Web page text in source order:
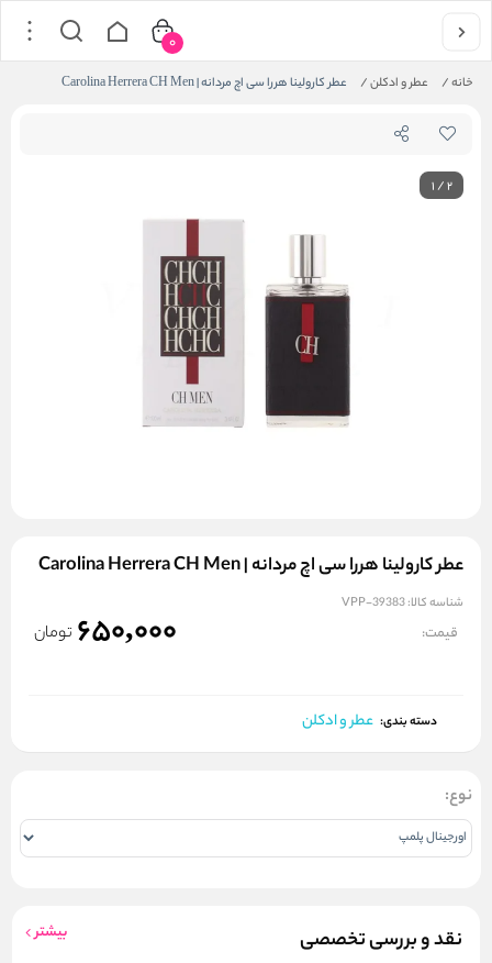
خانه/ عطر و ادکلن/ عطر کارولینا هررا سی اچ مردانه | Carolina Herrera CH Men
0
1/2
عطر کارولینا هررا سی اچ مردانه | Carolina Herrera CH Men
شناسه کالا:VPP-39383
قیمت: 650,000 تومان
دسته بندی: عطر و ادکلن
نقد و بررسی تخصصی بیشتر
نوع: